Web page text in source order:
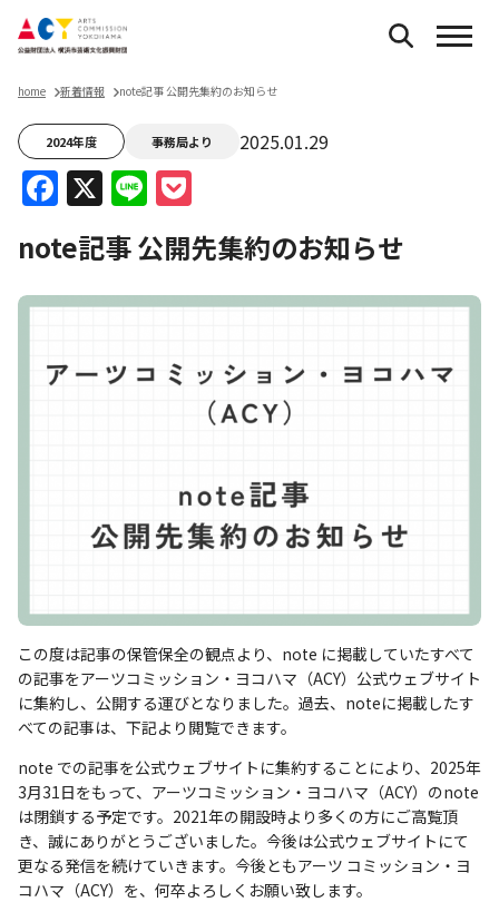
home 新着情報 note記事 公開先集約のお知らせ
2024年度 事務局より 2025.01.29
Facebook
X Line
note記事 公開先集約のお知らせ
この度は記事の保管保全の観点より、note に掲載していたすべて
の記事をアーツコミッション・ヨコハマ（ACY）公式ウェブサイト
に集約し、公開する運びとなりました。過去、noteに掲載したす
べての記事は、下記より閲覧できます。
note での記事を公式ウェブサイトに集約することにより、2025年
3月31日をもって、アーツコミッション・ヨコハマ（ACY）のnote
は閉鎖する予定です。2021年の開設時より多くの方にご高覧頂
き、誠にありがとうございました。今後は公式ウェブサイトにて
更なる発信を続けていきます。今後ともアーツ コミッション・ヨ
コハマ（ACY）を、何卒よろしくお願い致します。